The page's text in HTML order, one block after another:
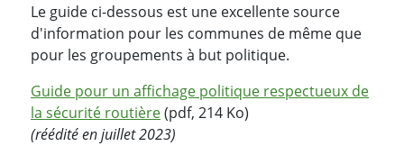
Le guide ci-dessous est une excellente source
d'information pour les communes de même que
pour les groupements à but politique.
Guide pour un affichage politique respectueux de
la sécurité routière(pdf, 214 Ko)
(réédité en juillet 2023)